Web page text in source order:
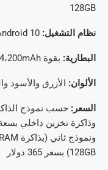
128GB
نظام التشغيل:
البطارية: بقوة 4،200mAh تدعم الشحن السريع 40W
الألوان: الأزرق والأسود
السعر:
128GB) بسعر 365 دولار